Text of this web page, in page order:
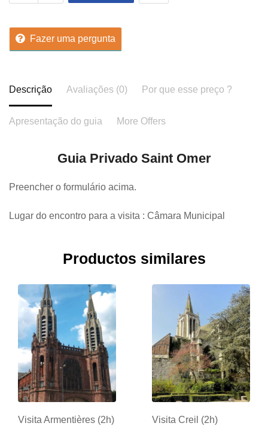
Fazer uma pergunta
Descrição Avaliações (0) Por que esse preço ?
Apresentação do guia More Offers
Guia Privado Saint Omer
Preencher o formulário acima.
Lugar do encontro para a visita : Câmara Municipal
Productos similares
Visita Creil (2h)
Visita Aire sur La Lys